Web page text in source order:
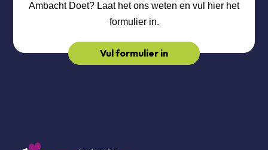
Ambacht Doet? Laat het ons weten en vul hier het
formulier in.
Vul formulier in